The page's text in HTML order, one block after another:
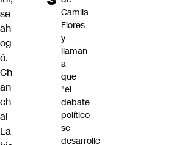
se
ah
og
ó.
Ch
an
ch
al
La
Camila
Flores
y
llaman
a
que
"el
debate
político
se
desarrolle